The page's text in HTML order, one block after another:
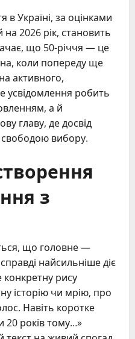
в Україні, за оцінками
на 2026 рік, становить
що 50-річчя — це
коли попереду ще
активного,
усвідомлення робить
а й
главу, де досвід
свободою вибору.
з
що головне —
найсильніше діє
конкретну рису
історію чи мрію, про
Навіть коротке
20 років тому…»